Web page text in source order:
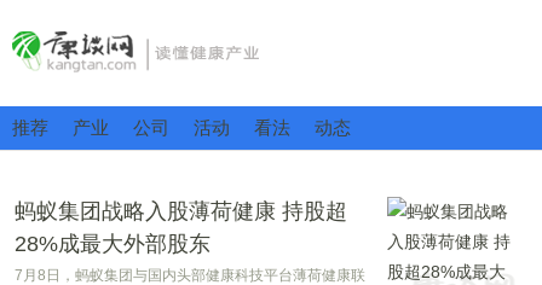
推荐 产业 公司 活动 看法 动态
蚂蚁集团战略入股薄荷健康 持股超
28%成最大外部股东
7月8日，蚂蚁集团与国内头部健康科技平台薄荷健康联